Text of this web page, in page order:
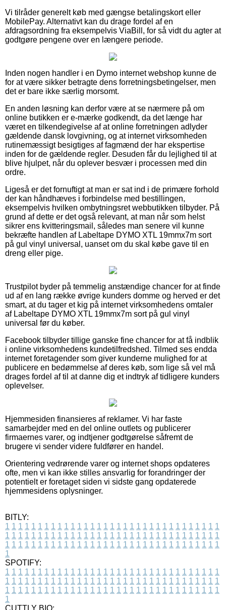
Vi tilråder generelt køb med gængse betalingskort eller
MobilePay. Alternativt kan du drage fordel af en
afdragsordning fra eksempelvis ViaBill, for så vidt du agter at
godtgøre pengene over en længere periode.
Inden nogen handler i en Dymo internet webshop kunne de
for at være sikker betragte dens forretningsbetingelser, men
det er bare ikke særlig morsomt.
En anden løsning kan derfor være at se nærmere på om
online butikken er e-mærke godkendt, da det længe har
været en tilkendegivelse af at online forretningen adlyder
gældende dansk lovgivning, og at internet virksomheden
rutinemæssigt besigtiges af fagmænd der har ekspertise
inden for de gældende regler. Desuden får du lejlighed til at
blive hjulpet, når du oplever besvær i processen med din
ordre.
Ligeså er det fornuftigt at man er sat ind i de primære forhold
der kan håndhæves i forbindelse med bestillingen,
eksempelvis hvilken ombytningsret webbutikken tilbyder. På
grund af dette er det også relevant, at man når som helst
sikrer ens kvitteringsmail, således man senere vil kunne
bekræfte handlen af Labeltape DYMO XTL 19mmx7m sort
på gul vinyl universal, uanset om du skal købe gave til en
dreng eller pige.
Trustpilot byder på temmelig anstændige chancer for at finde
ud af en lang række øvrige kunders domme og herved er det
smart, at du tager et kig på internet virksomhedens omtaler
af Labeltape DYMO XTL 19mmx7m sort på gul vinyl
universal før du køber.
Facebook tilbyder tillige ganske fine chancer for at få indblik
i online virksomhedens kundetilfredshed. Tilmed ses endda
internet foretagender som giver kunderne mulighed for at
publicere en bedømmelse af deres køb, som lige så vel må
drages fordel af til at danne dig et indtryk af tidligere kunders
oplevelser.
Hjemmesiden finansieres af reklamer. Vi har faste
samarbejder med en del online outlets og publicerer
firmaernes varer, og indtjener godtgørelse såfremt de
brugere vi sender videre fuldfører en handel.
Orientering vedrørende varer og internet shops opdateres
ofte, men vi kan ikke stilles ansvarlig for forandringer der
potentielt er foretaget siden vi sidste gang opdaterede
hjemmesidens oplysninger.
BITLY:
1 1 1 1 1 1 1 1 1 1 1 1 1 1 1 1 1 1 1 1 1 1 1 1 1 1 1 1 1 1 1 1 1
1 1 1 1 1 1 1 1 1 1 1 1 1 1 1 1 1 1 1 1 1 1 1 1 1 1 1 1 1 1 1 1 1
1 1 1 1 1 1 1 1 1 1 1 1 1 1 1 1 1 1 1 1 1 1 1 1 1 1 1 1 1 1 1 1 1
1
SPOTIFY:
1 1 1 1 1 1 1 1 1 1 1 1 1 1 1 1 1 1 1 1 1 1 1 1 1 1 1 1 1 1 1 1 1
1 1 1 1 1 1 1 1 1 1 1 1 1 1 1 1 1 1 1 1 1 1 1 1 1 1 1 1 1 1 1 1 1
1 1 1 1 1 1 1 1 1 1 1 1 1 1 1 1 1 1 1 1 1 1 1 1 1 1 1 1 1 1 1 1 1
1
CUTTLY BIO: